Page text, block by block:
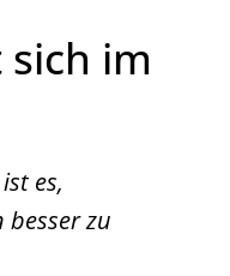
im
es,
zu